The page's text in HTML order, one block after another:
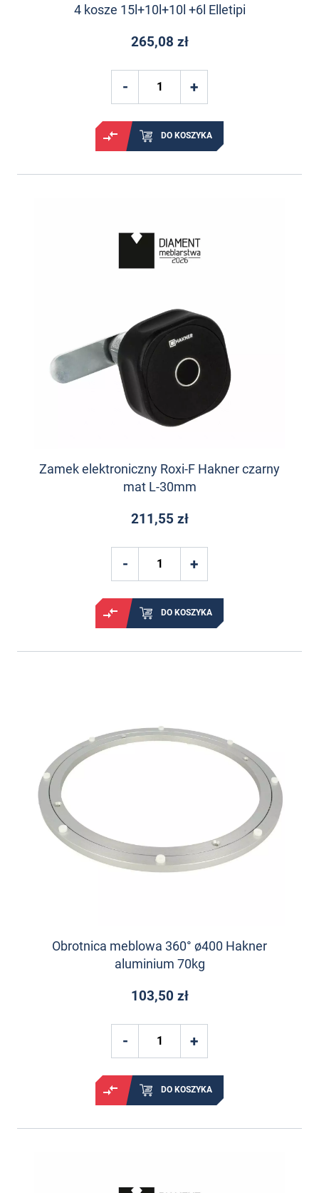
4 kosze 15l+10l+10l +6l Elletipi
265,08 zł
DO KOSZYKA
Zamek elektroniczny Roxi-F Hakner czarny
mat L-30mm
211,55 zł
DO KOSZYKA
Obrotnica meblowa 360° ø400 Hakner
aluminium 70kg
103,50 zł
DO KOSZYKA